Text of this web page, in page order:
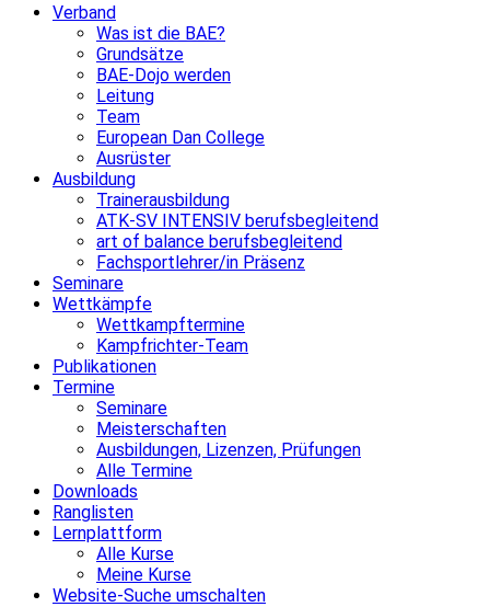
Verband
Was ist die BAE?
Grundsätze
BAE-Dojo werden
Leitung
Team
European Dan College
Ausrüster
Ausbildung
Trainerausbildung
ATK-SV INTENSIV berufsbegleitend
art of balance berufsbegleitend
Fachsportlehrer/in Präsenz
Seminare
Wettkämpfe
Wettkampftermine
Kampfrichter-Team
Publikationen
Termine
Seminare
Meisterschaften
Ausbildungen, Lizenzen, Prüfungen
Alle Termine
Downloads
Ranglisten
Lernplattform
Alle Kurse
Meine Kurse
Website-Suche umschalten